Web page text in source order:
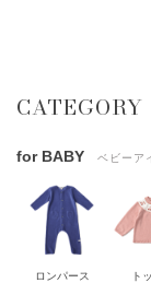
CATEGORY
for BABY ベビーア
ロンパース ト